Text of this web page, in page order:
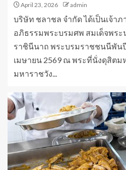
April 23, 2026 admin
บริษัท ชลาชล จำกัด ได้เป็นเจ้า
อภิธรรมพระบรมศพ สมเด็จพระ
ราชินีนาถ พระบรมราชชนนีพัน
เมษายน 2569 ณ พระที่นั่งดุสิตม
มหาราชวัง...